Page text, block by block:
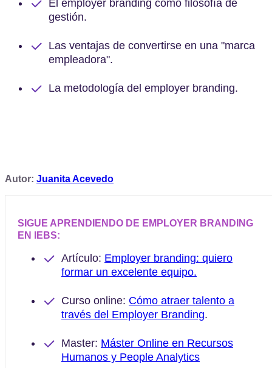
El employer branding como filosofía de
gestión.
Las ventajas de convertirse en una "marca
empleadora".
La metodología del employer branding.
Autor: Juanita Acevedo
SIGUE APRENDIENDO DE EMPLOYER BRANDING
EN IEBS:
Artículo: Employer branding: quiero
formar un excelente equipo.
Curso online: Cómo atraer talento a
través del Employer Branding.
Master: Máster Online en Recursos
Humanos y People Analytics